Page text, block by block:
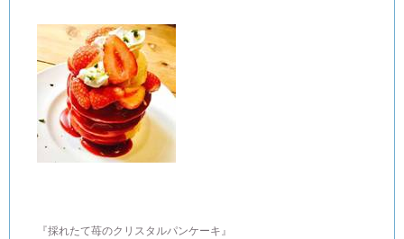
『採れたて苺のクリスタルパンケーキ』